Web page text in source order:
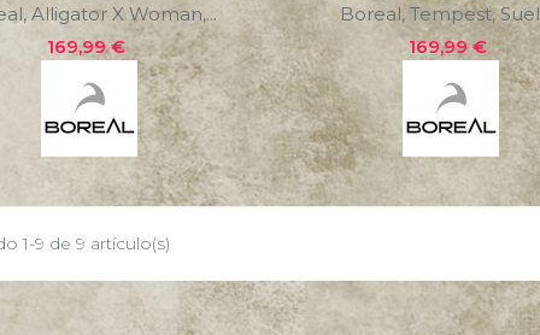
Alligator X Woman,...
Precio
169,99 €
Boreal, Tempest,
Precio
169,99 €
1-9 de 9 artículo(s)